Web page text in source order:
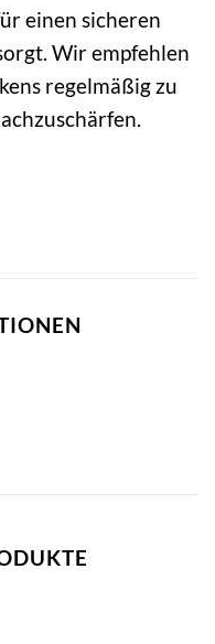
einen sicheren
Wir empfehlen
regelmäßig zu